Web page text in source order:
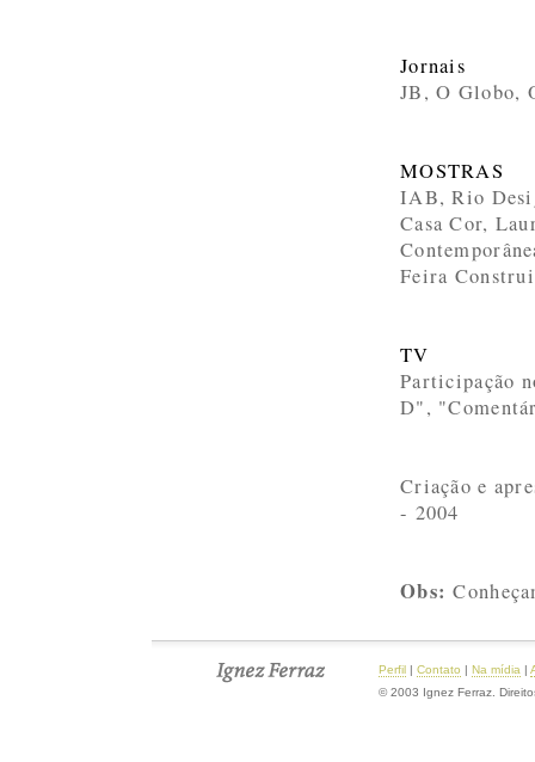
Jornais
JB, O Globo,
MOSTRAS
IAB, Rio
Casa Cor,
Feira
TV
Participação
D",
Criação e
- 2004
Obs:
Perfil | Contato | Na mídia |
© 2003 Ignez Ferraz.